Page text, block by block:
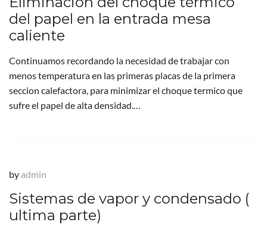
del papel en la entrada mesa
caliente
Continuamos recordando la necesidad de trabajar con
menos temperatura en las primeras placas de la primera
seccion calefactora, para minimizar el choque termico que
sufre el papel de alta densidad.…
by admin
Sistemas de vapor y condensado (
ultima parte)